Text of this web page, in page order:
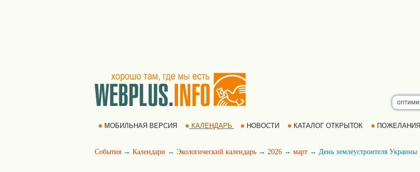
МОБИЛЬНАЯ ВЕРСИЯ КАЛЕНДАРЬ НОВОСТИ КАТАЛОГ ОТКРЫТОК ПОЖЕЛАНИЯ
События → Календари → Экологический календарь → 2026 → март → День землеустроителя Украины